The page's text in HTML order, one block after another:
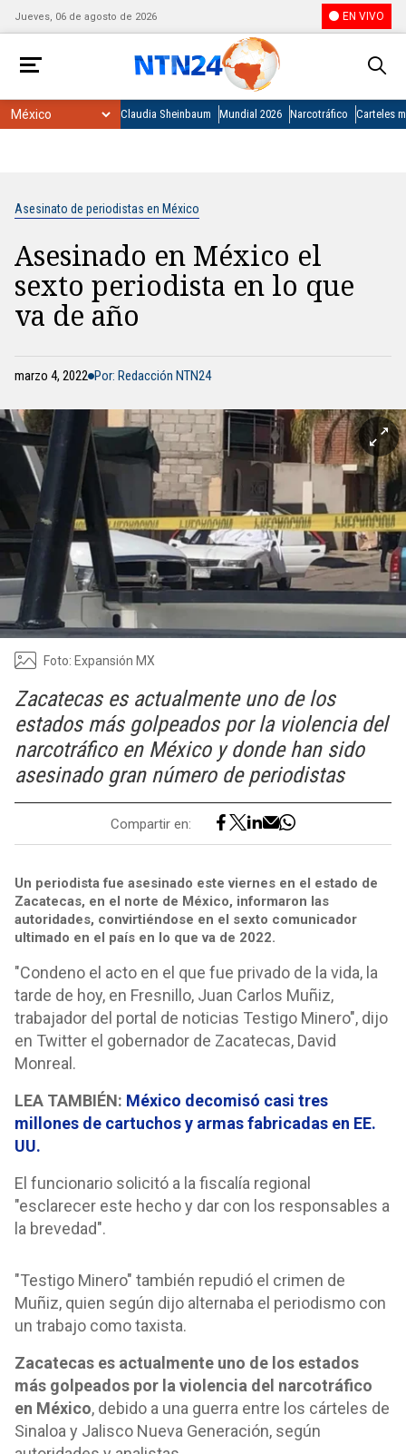
Jueves, 06 de agosto de 2026 EN VIVO
Claudia Sheinbaum Mundial 2026 Narcotráfico Carteles
Asesinato de periodistas en México
Asesinado en México el
sexto periodista en lo que
va de año
marzo 4, 2022 Por: Redacción NTN24
Foto: Expansión MX
Zacatecas es actualmente uno de los
estados más golpeados por la violencia del
narcotráfico en México y donde han sido
asesinado gran número de periodistas
Compartir en:
Un periodista fue asesinado este viernes en el estado de
Zacatecas, en el norte de México, informaron las
autoridades, convirtiéndose en el sexto comunicador
ultimado en el país en lo que va de 2022.
"Condeno el acto en el que fue privado de la vida, la
tarde de hoy, en Fresnillo, Juan Carlos Muñiz,
trabajador del portal de noticias Testigo Minero", dijo
en Twitter el gobernador de Zacatecas, David
Monreal.
LEA TAMBIÉN: México decomisó casi tres
millones de cartuchos y armas fabricadas en EE.
UU.
El funcionario solicitó a la fiscalía regional
"esclarecer este hecho y dar con los responsables a
la brevedad".
"Testigo Minero" también repudió el crimen de
Muñiz, quien según dijo alternaba el periodismo con
un trabajo como taxista.
Zacatecas es actualmente uno de los estados
más golpeados por la violencia del narcotráfico
en México, debido a una guerra entre los cárteles de
Sinaloa y Jalisco Nueva Generación, según